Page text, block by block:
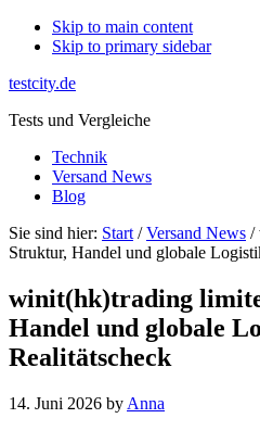
Skip to main content
Skip to primary sidebar
testcity.de
Tests und Vergleiche
Technik
Versand News
Blog
Sie sind hier: Start /Versand News /
Struktur, Handel und globale
winit(hk)trading
Handel und globale
Realitätscheck
14. Juni 2026 by Anna